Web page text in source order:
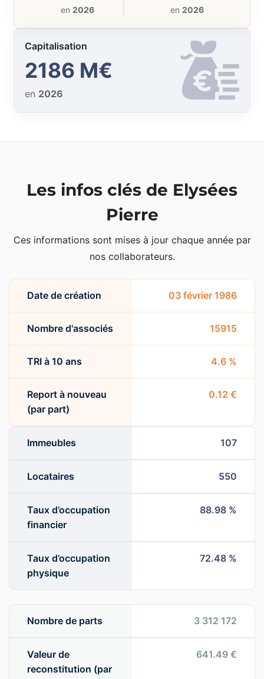
en 2026 en 2026
Capitalisation
2186 M€
en 2026
Les infos clés de Elysées
Pierre
Ces informations sont mises à jour chaque année par
nos collaborateurs.
Date de création 03 février 1986
Nombre d'associés 15915
TRI à 10 ans 4.6 %
Report à nouveau
(par part)
0.12 €
Immeubles 107
Locataires 550
Taux d’occupation
financier
88.98 %
Taux d’occupation
physique
72.48 %
Nombre de parts 3 312 172
Valeur de
reconstitution (par
641.49 €